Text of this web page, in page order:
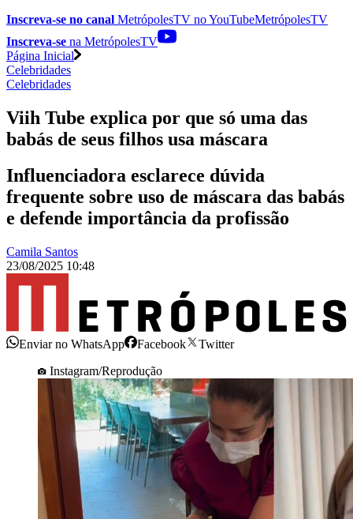
Inscreva-se no canal MetrópolesTV noYouTubeMetrópolesTV
Inscreva-se na MetrópolesTV
Página Inicial
Celebridades
Celebridades
Viih Tube explica por que só uma das
babás de seus filhos usa máscara
Influenciadora esclarece dúvida
frequente sobre uso de máscara das babás
e defende importância da profissão
Camila Santos
23/08/2025 10:48
Enviar no WhatsApp Facebook
Twitter
Instagram/Reprodução